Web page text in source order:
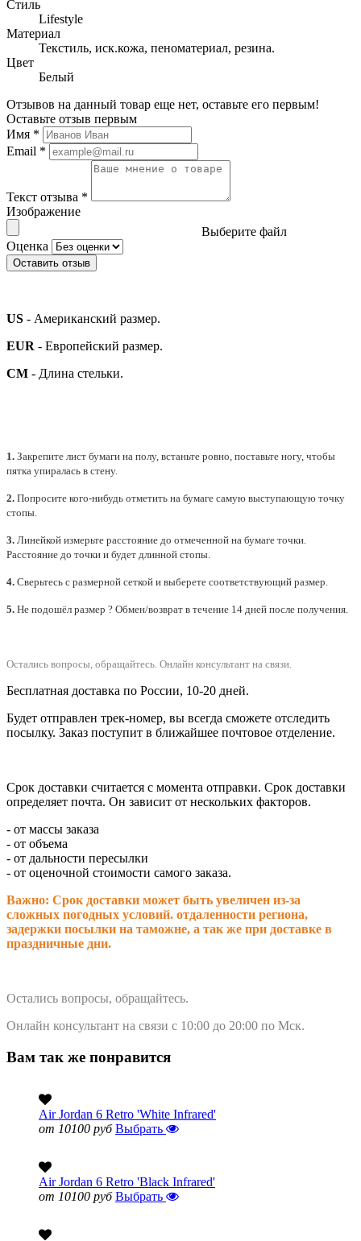
Стиль
Lifestyle
Материал
Текстиль, иск.кожа, пеноматериал, резина.
Цвет
Белый
Отзывов на данный товар еще нет, оставьте его первым!
Оставьте отзыв первым
Имя *
Email *
Текст отзыва *
Изображение
Выберите файл
Оценка
Оставить отзыв
US - Американский размер.
EUR - Европейский размер.
СМ - Длина стельки.
1. Закрепите лист бумаги на полу, встаньте ровно, поставьте ногу, чтобы
пятка упиралась в стену.
2. Попросите кого-нибудь отметить на бумаге самую выступающую точку
стопы.
3. Линейкой измерьте расстояние до отмеченной на бумаге точки.
Расстояние до точки и будет длинной стопы.
4. Сверьтесь с размерной сеткой и выберете соответствующий размер.
5. Не подошёл размер ? Обмен/возврат в течение 14 дней после получения.
Остались вопросы, обращайтесь. Онлайн консультант на связи.
Бесплатная доставка по России, 10-20 дней.
Будет отправлен трек-номер, вы всегда сможете отследить
посылку. Заказ поступит в ближайшее почтовое отделение.
Срок доставки считается с момента отправки. Срок доставки
определяет почта. Он зависит от нескольких факторов.
- от массы заказа
- от объема
- от дальности пересылки
- от оценочной стоимости самого заказа.
Важно: Срок доставки может быть увеличен из-за
сложных погодных условий. отдаленности региона,
задержки посылки на таможне, а так же при доставке в
праздничные дни.
Остались вопросы, обращайтесь.
Онлайн консультант на связи с 10:00 до 20:00 по Мск.
Вам так же понравится
Air Jordan 6 Retro 'White Infrared'
от 10100 руб Выбрать
Air Jordan 6 Retro 'Black Infrared'
от 10100 руб Выбрать